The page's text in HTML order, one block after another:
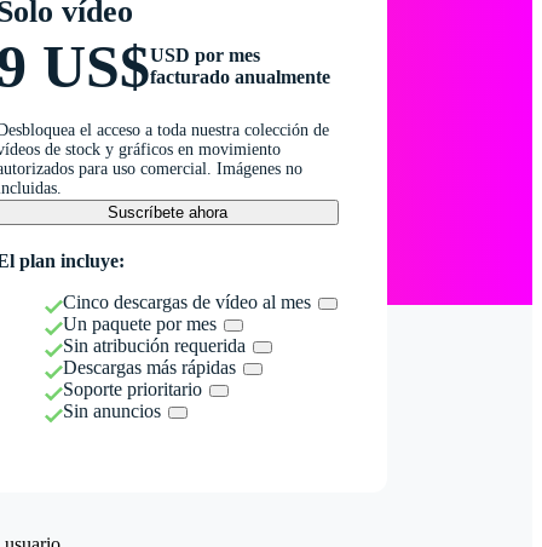
vídeo
US$USD por mes
facturado anualmente
el acceso a toda nuestra colección de
de stock y gráficos en movimiento
para uso comercial. Imágenes no
Suscríbete ahora
plan incluye:
Cinco descargas de vídeo al mes
Un paquete por mes
Sin atribución requerida
Descargas más rápidas
Soporte prioritario
Sin anuncios